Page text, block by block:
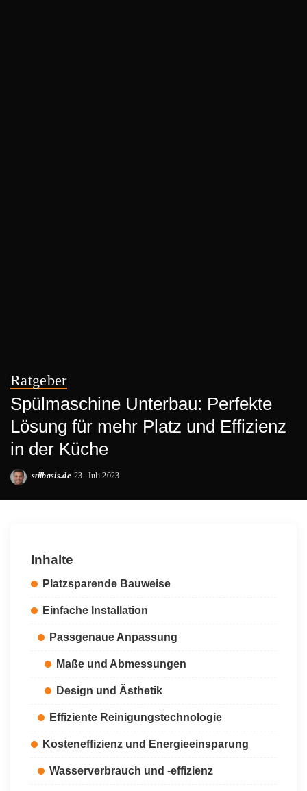
Ratgeber
Spülmaschine Unterbau: Perfekte
Lösung für mehr Platz und Effizienz
in der Küche
Posted
stilbasis.de 23. Juli 2023
Inhalte
Platzsparende Bauweise
Einfache Installation
Passgenaue Anpassung
Maße und Abmessungen
Design und Ästhetik
Effiziente Reinigungstechnologie
Kosteneffizienz und Energieeinsparung
Wasserverbrauch und -effizienz